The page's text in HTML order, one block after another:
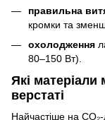
правильна
кромки та
охолодження
80–150 Вт).
Які
верстаті
Найчастіше на